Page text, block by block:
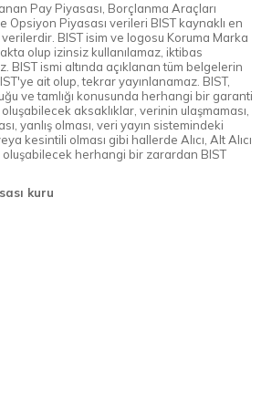
Pay Piyasası, Borçlanma Araçları
Opsiyon Piyasası verileri BIST kaynaklı en
BIST isim ve logosu Koruma Marka
olup izinsiz kullanılamaz, iktibas
BIST ismi altında açıklanan tüm belgelerin
ait olup, tekrar yayınlanamaz. BIST,
ve tamlığı konusunda herhangi bir garanti
aksaklıklar, verinin ulaşmaması,
yanlış olması, veri yayın sistemindeki
kesintili olması gibi hallerde Alıcı, Alt Alıcı
oluşabilecek herhangi bir zarardan BIST
kuru